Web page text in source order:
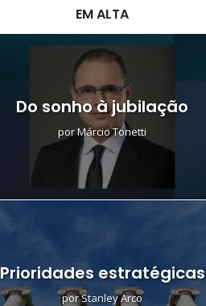
EM ALTA
Do sonho à jubilação
porMárcio Tonetti
Prioridades estratégicas
porStanley Arco